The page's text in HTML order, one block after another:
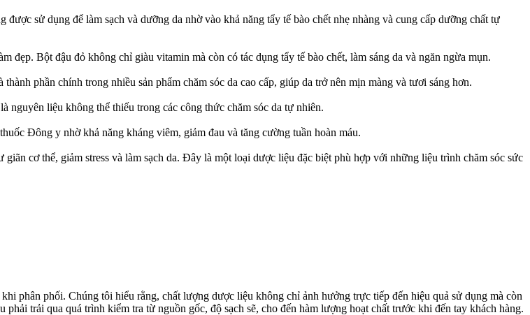
sử dụng để làm sạch và dưỡng da nhờ vào khả năng tẩy tế bào chết nhẹ nhàng và cung cấp dưỡng chất tự
Bột đậu đỏ không chỉ giàu vitamin mà còn có tác dụng tẩy tế bào chết, làm sáng da và ngăn ngừa mụn.
phần chính trong nhiều sản phẩm chăm sóc da cao cấp, giúp da trở nên mịn màng và tươi sáng hơn.
nguyên liệu không thể thiếu trong các công thức chăm sóc da tự nhiên.
Đông y nhờ khả năng kháng viêm, giảm đau và tăng cường tuần hoàn máu.
cơ thể, giảm stress và làm sạch da. Đây là một loại dược liệu đặc biệt phù hợp với những liệu trình chăm sóc sức
phân phối. Chúng tôi hiểu rằng, chất lượng dược liệu không chỉ ảnh hưởng trực tiếp đến hiệu quả sử dụng mà còn
trải qua quá trình kiểm tra từ nguồn gốc, độ sạch sẽ, cho đến hàm lượng hoạt chất trước khi đến tay khách hàng.